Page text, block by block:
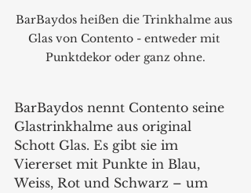
BarBaydos heißen die Trinkhalme aus
Glas von Contento - entweder mit
Punktdekor oder ganz ohne.
BarBaydos nennt Contento seine
Glastrinkhalme aus original
Schott Glas. Es gibt sie im
Viererset mit Punkte in Blau,
Weiss, Rot und Schwarz – um